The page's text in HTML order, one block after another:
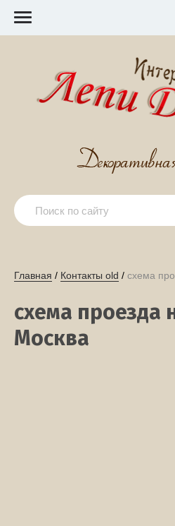
Главная / Контакты old / схема
схема проезда
Москва